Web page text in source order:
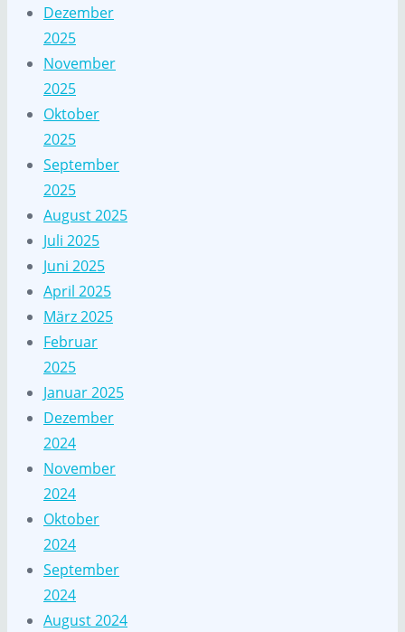
Dezember
2025
November
2025
Oktober
2025
September
2025
August 2025
Juli 2025
Juni 2025
April 2025
März 2025
Februar
2025
Januar 2025
Dezember
2024
November
2024
Oktober
2024
September
2024
August 2024